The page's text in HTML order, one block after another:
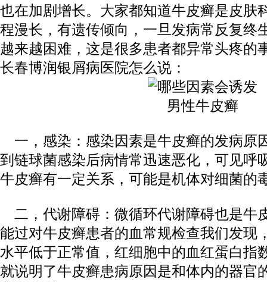
也在加剧增长。大家都知道牛皮癣是皮肤
程漫长，有遗传倾向，一旦发病常反复终
越来越困难，这是很多患者都异常头疼的
长春博润银屑病医院怎么说：
一，感染：感染因素是牛皮癣的发病原
到链球菌感染后病情常迅速恶化，可见呼
牛皮癣有一定关系，可能是机体对细菌的
二，代谢障碍：微循环代谢障碍也是牛
能过对牛皮癣患者的血常规检查我们发现
水平低于正常值，红细胞中的血红蛋白指
就说明了牛皮癣患病原因是和体内的器官